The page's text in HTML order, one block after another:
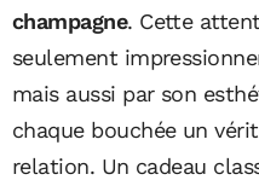
champagne. Cette
seulement
mais aussi par son
chaque bouchée un
relation. Un cadeau